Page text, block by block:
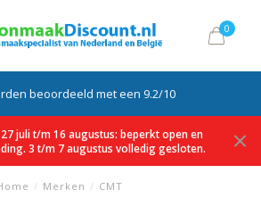
0
beoordeeld met een 9.2/10
juli t/m 16 augustus: beperkt open en
3 t/m 7 augustus volledig gesloten.
/ Merken / CMT